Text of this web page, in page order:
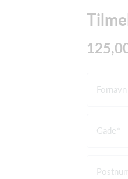
Fornavn
Gade